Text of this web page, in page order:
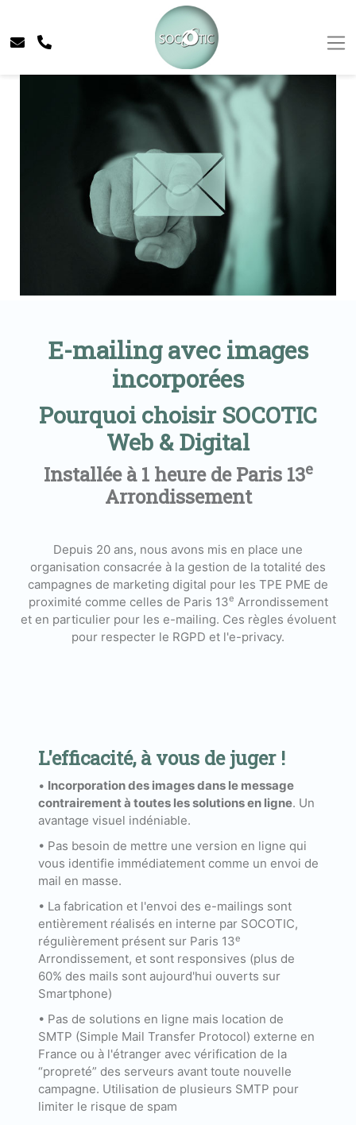
E-mailing avec images
incorporées
Pourquoi choisir SOCOTIC
Web & Digital
Installée à 1 heure de Paris 13e
Arrondissement
Depuis 20 ans, nous avons mis en place une
organisation consacrée à la gestion de la totalité des
campagnes de marketing digital pour les TPE PME de
proximité comme celles de Paris 13e Arrondissement
et en particulier pour les e-mailing. Ces règles évoluent
pour respecter le RGPD et l'e-privacy.
L'efficacité, à vous de juger !
• Incorporation des images dans le message
contrairement à toutes les solutions en ligne. Un
avantage visuel indéniable.
• Pas besoin de mettre une version en ligne qui
vous identifie immédiatement comme un envoi de
mail en masse.
• La fabrication et l'envoi des e-mailings sont
entièrement réalisés en interne par SOCOTIC,
régulièrement présent sur Paris 13e
Arrondissement, et sont responsives (plus de
60% des mails sont aujourd'hui ouverts sur
Smartphone)
• Pas de solutions en ligne mais location de
SMTP (Simple Mail Transfer Protocol) externe en
France ou à l'étranger avec vérification de la
“propreté” des serveurs avant toute nouvelle
campagne. Utilisation de plusieurs SMTP pour
limiter le risque de spam